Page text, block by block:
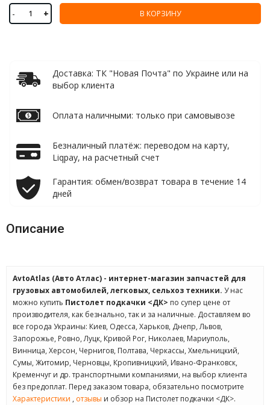
- + В КОРЗИНУ
Доставка: ТК "Новая Почта" по Украине или на
выбор клиента
Оплата наличными: только при самовывозе
Безналичный платёж: переводом на карту,
Liqpay, на расчетный счет
Гарантия: обмен/возврат товара в течение 14
дней
Описание
AvtoAtlas (Авто Атлас) - интернет-магазин запчастей для
грузовых автомобилей, легковых, сельхоз техники. У нас
можно купить Пистолет подкачки <ДК> по супер цене от
производителя, как безнально, так и за наличные. Доставляем во
все города Украины: Киев, Одесса, Харьков, Днепр, Львов,
Запорожье, Ровно, Луцк, Кривой Рог, Николаев, Мариуполь,
Винница, Херсон, Чернигов, Полтава, Черкассы, Хмельницкий,
Сумы, Житомир, Черновцы, Кропивницкий, Ивано-Франковск,
Кременчуг и др. транспортными компаниями, на выбор клиента
без предоплат. Перед заказом товара, обязательно посмотрите
Характеристики , отзывы и обзор на Пистолет подкачки <ДК>.